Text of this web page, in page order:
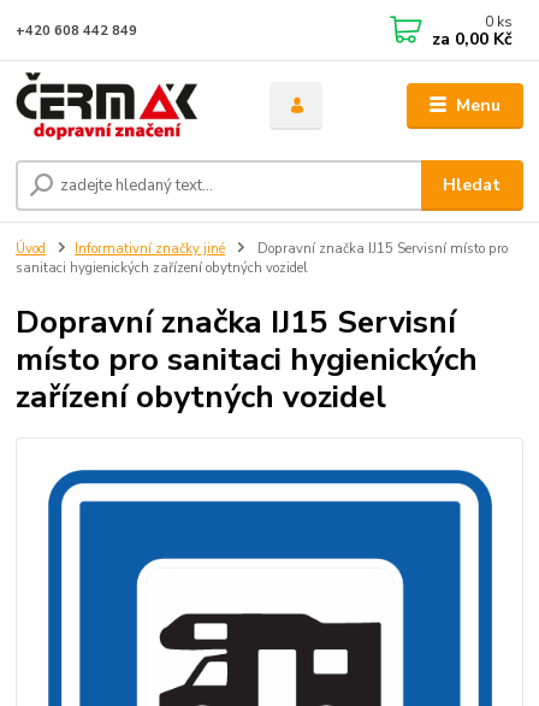
Menu
Hledat
+420 608 442 849 0 ks
za 0,00 Kč
Úvod Informativní značky jiné
Dopravní značka IJ15 Servisní místo pro
sanitaci hygienických zařízení obytných vozidel
Dopravní značka IJ15 Servisní
místo pro sanitaci hygienických
zařízení obytných vozidel